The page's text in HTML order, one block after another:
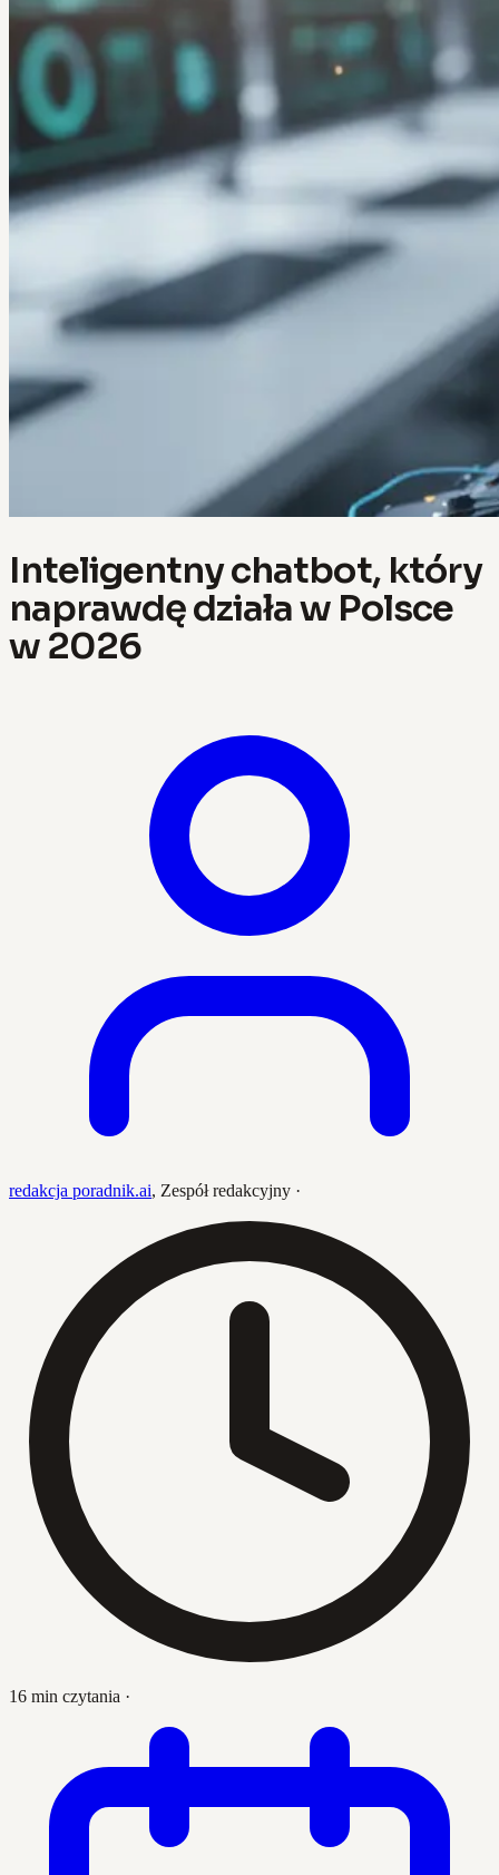
Inteligentny chatbot, który
naprawdę działa w Polsce
w 2026
redakcja poradnik.ai, Zespół redakcyjny ·
16 min czytania ·